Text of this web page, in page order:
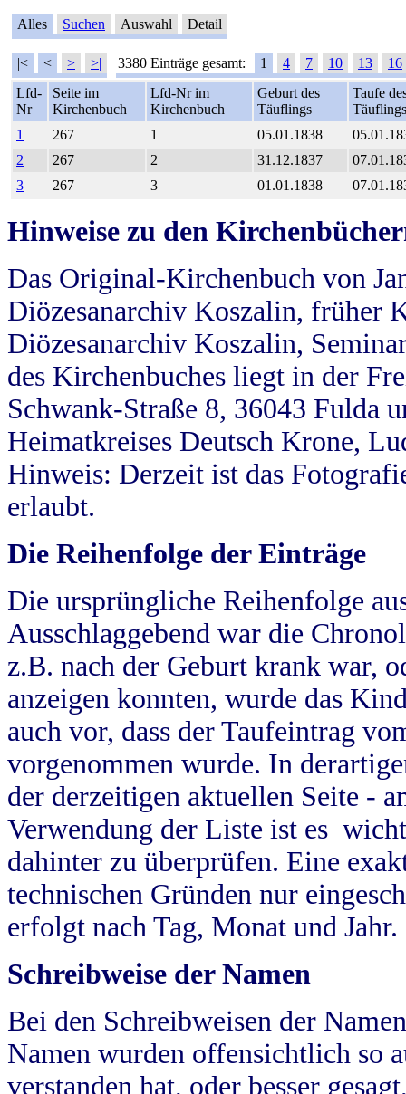
Alles Suchen Auswahl Detail
|< < > >| 3380 Einträge gesamt: 1 4 7 10 13
16
Lfd-
Nr
Seite im
Kirchenbuch
Lfd-Nr im
Kirchenbuch
Geburt des
Täuflings
Taufe
Täuflings
1
267 1 05.01.1838
2
267 2 31.12.1837
3
267 3 01.01.1838
Hinweise zu den
Das Original-Kirchenbuch von
Diözesanarchiv Koszalin, früher
Diözesanarchiv Koszalin,
des Kirchenbuches liegt in der
Schwank-Straße 8, 36043 Fulda
Heimatkreises Deutsch Krone,
Hinweis: Derzeit ist das
erlaubt.
Die Reihenfolge der Einträge
Die ursprüngliche Reihenfolge
Ausschlaggebend war die
z.B. nach der Geburt krank war,
anzeigen konnten, wurde das
auch vor, dass der Taufeintrag
vorgenommen wurde. In
der derzeitigen aktuellen Seite -
Verwendung der Liste ist es
dahinter zu überprüfen. Eine
technischen Gründen nur
erfolgt nach Tag, Monat und Jahr.
Schreibweise der Namen
Bei den Schreibweisen der
Namen wurden offensichtlich so
verstanden hat, oder besser